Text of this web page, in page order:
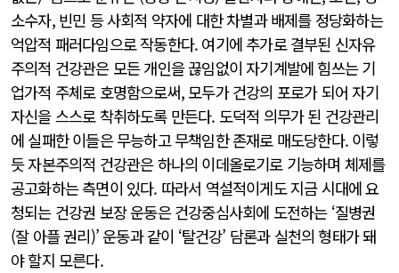
소수자, 빈민 등 사회적 약자에 대한 차별과 배제를 정당화하는
억압적 패러다임으로 작동한다. 여기에 추가로 결부된 신자유
주의적 건강관은 모든 개인을 끊임없이 자기계발에 힘쓰는 기
업가적 주체로 호명함으로써, 모두가 건강의 포로가 되어 자기
자신을 스스로 착취하도록 만든다. 도덕적 의무가 된 건강관리
에 실패한 이들은 무능하고 무책임한 존재로 매도당한다. 이렇
듯 자본주의적 건강관은 하나의 이데올로기로 기능하며 체제를
공고화하는 측면이 있다. 따라서 역설적이게도 지금 시대에 요
청되는 건강권 보장 운동은 건강중심사회에 도전하는 ‘질병권
(잘 아플 권리)’ 운동과 같이 ‘탈건강’ 담론과 실천의 형태가 돼
야 할지 모른다.